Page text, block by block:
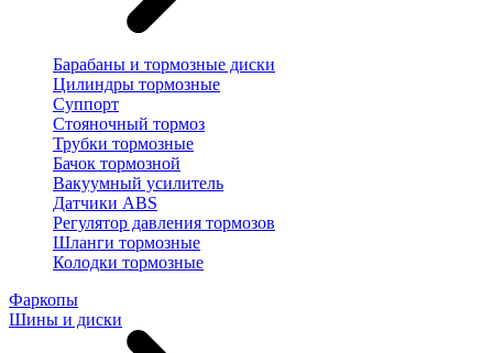
Барабаны и тормозные диски
Цилиндры тормозные
Суппорт
Стояночный тормоз
Трубки тормозные
Бачок тормозной
Вакуумный усилитель
Датчики ABS
Регулятор давления тормозов
Шланги тормозные
Колодки тормозные
Фаркопы
Шины и диски